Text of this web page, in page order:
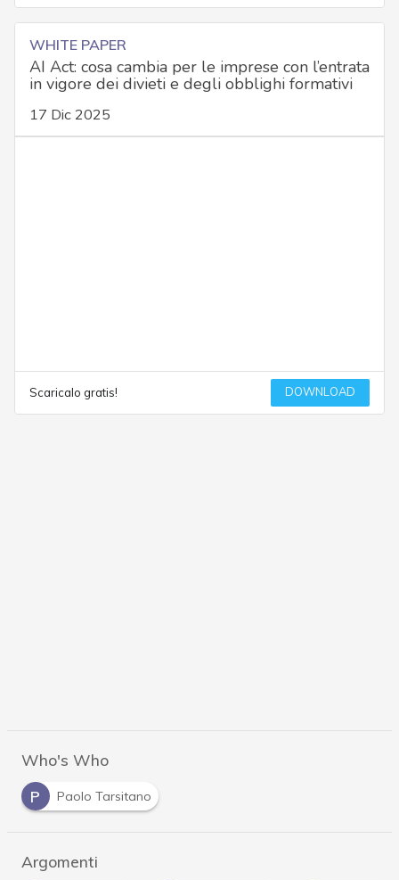
WHITE PAPER
AI Act: cosa cambia per le imprese con l’entrata
in vigore dei divieti e degli obblighi formativi
17 Dic 2025
Scaricalo gratis! DOWNLOAD
Who's Who
P
Paolo Tarsitano
Argomenti